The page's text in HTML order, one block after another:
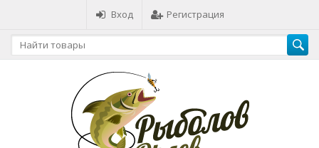
Вход Регистрация